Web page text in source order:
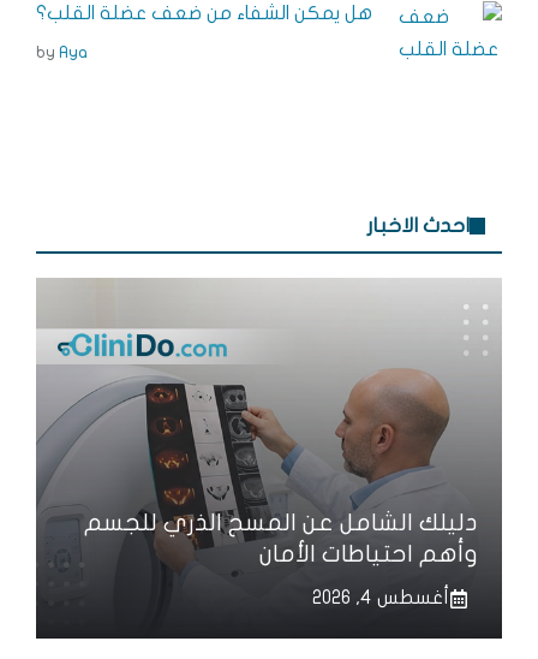
k
t
r
هل يمكن الشفاء من ضعف عضلة القلب؟
by Aya
احدث الاخبار
دليلك الشامل عن المسح الذري للجسم
وأهم احتياطات الأمان
أغسطس 4, 2026